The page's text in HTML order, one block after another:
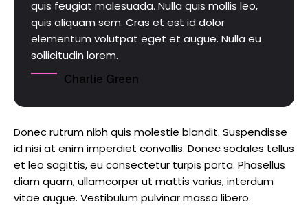
quis feugiat malesuada. Nulla quis mollis leo,
quis aliquam sem. Cras et est id dolor
elementum volutpat eget et augue. Nulla eu
sollicitudin lorem.
Charlie Green
Donec rutrum nibh quis molestie blandit. Suspendisse
id nisi at enim imperdiet convallis. Donec sodales tellus
et leo sagittis, eu consectetur turpis porta. Phasellus
diam quam, ullamcorper ut mattis varius, interdum
vitae augue. Vestibulum pulvinar massa libero.